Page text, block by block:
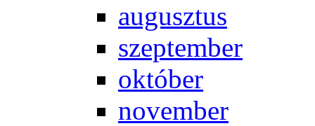
au­gusz­tus
szep­tem­ber
ok­tó­ber
no­vem­ber